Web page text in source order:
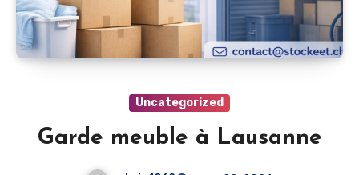
Uncategorized
Garde meuble à Lausanne